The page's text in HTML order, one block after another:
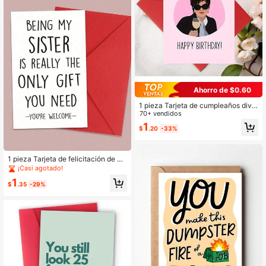
1 pieza Tarjeta de felicitación de cu
mpleaños divertida para hermana c
on sobre de color aleatorio, útiles es
colares para estudiantes
¡Casi agotado!
$1.35 -29%
Ahorro de $0.60
1 pieza Tarjeta de cumpleaños dive
rtida con sobre, adecuada para vari
as ocasiones, mensaje "Estás hacie
ndo un gran trabajo, cariño", diseño
70+ vendidos
$1.20 -33%